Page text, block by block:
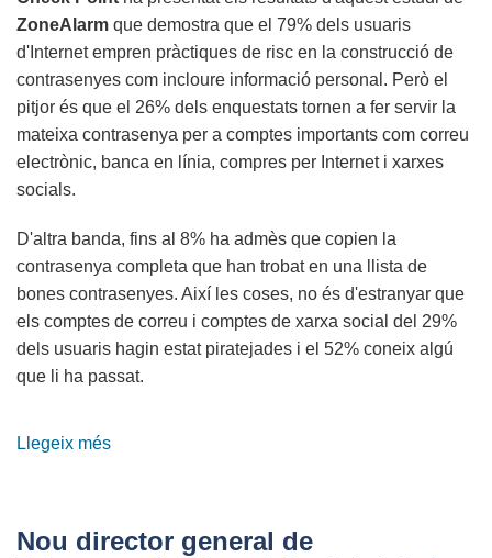
ZoneAlarm que demostra que el 79% dels usuaris
d'Internet empren pràctiques de risc en la construcció de
contrasenyes com incloure informació personal. Però el
pitjor és que el 26% dels enquestats tornen a fer servir la
mateixa contrasenya per a comptes importants com correu
electrònic, banca en línia, compres per Internet i xarxes
socials.
D'altra banda, fins al 8% ha admès que copien la
contrasenya completa que han trobat en una llista de
bones contrasenyes. Així les coses, no és d'estranyar que
els comptes de correu i comptes de xarxa social del 29%
dels usuaris hagin estat piratejades i el 52% coneix algú
que li ha passat.
Llegeix més
punt
Nou director general de